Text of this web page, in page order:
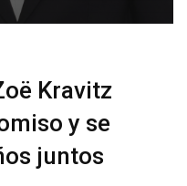
Kravitz
y se
juntos